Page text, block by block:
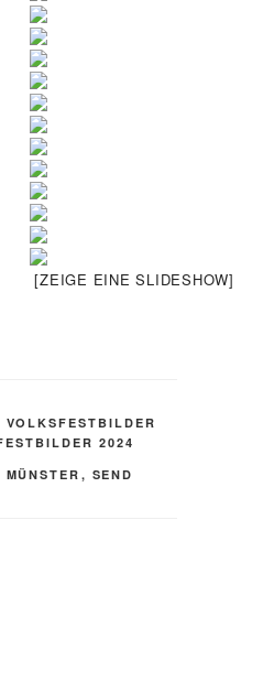
[ZEIGE EINE SLIDESHOW]
VOLKSFESTBILDER
2024
MÜNSTER , SEND